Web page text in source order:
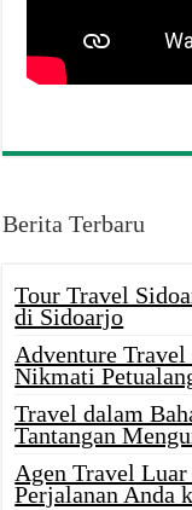
Berita Terbaru
Tour Travel
di Sidoarjo
Adventure
Nikmati
Travel dalam
Tantangan
Agen Travel
Perjalanan Anda